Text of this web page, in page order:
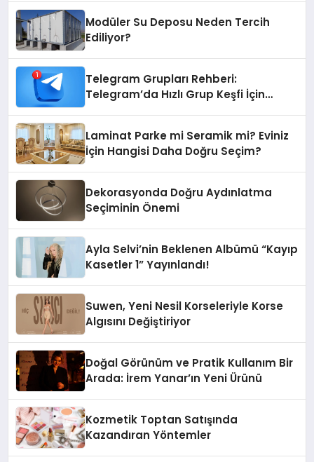
Modüler Su Deposu Neden Tercih
Ediliyor?
Telegram Grupları Rehberi:
Telegram’da Hızlı Grup Keşfi İçin
Laminat Parke mi Seramik mi? Eviniz
İçin Hangisi Daha Doğru Seçim?
Dekorasyonda Doğru Aydınlatma
Seçiminin Önemi
Ayla Selvi’nin Beklenen Albümü “Kayıp
Kasetler 1” Yayınlandı!
Suwen, Yeni Nesil Korseleriyle Korse
Algısını Değiştiriyor
Doğal Görünüm ve Pratik Kullanım Bir
Arada: İrem Yanar’ın Yeni Ürünü
Kozmetik Toptan Satışında
Kazandıran Yöntemler